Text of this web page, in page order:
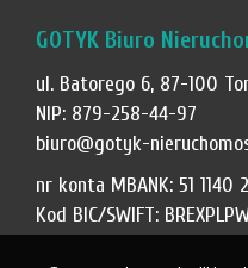
GOTYK Biuro
ul. Batorego 6, 87-100
NIP: 879-258-44-97
biuro@gotyk-
nr konta MBANK: 51
Kod BIC/SWIFT: